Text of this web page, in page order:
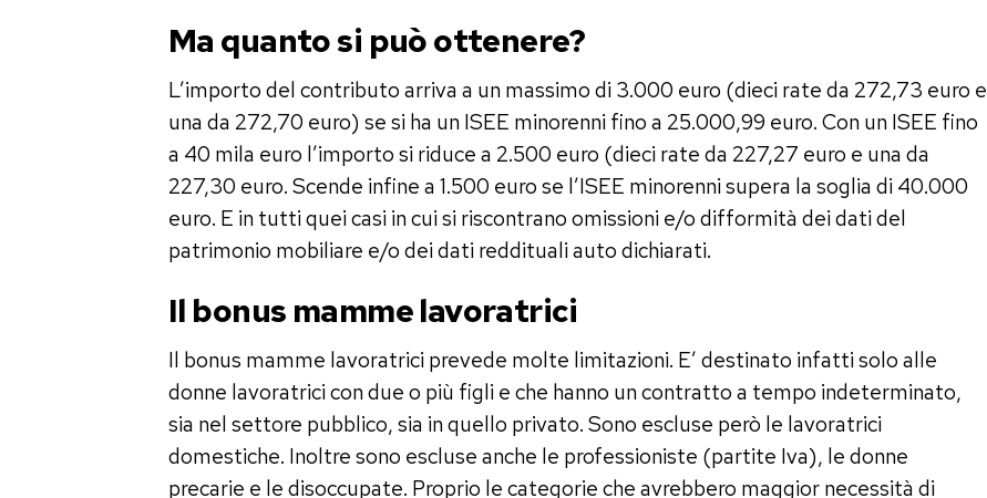
Ma quanto si può ottenere?
L’importo del contributo arriva a un massimo di 3.000 euro (dieci rate da 272,73 euro e
una da 272,70 euro) se si ha un ISEE minorenni fino a 25.000,99 euro. Con un ISEE fino
a 40 mila euro l’importo si riduce a 2.500 euro (dieci rate da 227,27 euro e una da
227,30 euro. Scende infine a 1.500 euro se l’ISEE minorenni supera la soglia di 40.000
euro. E in tutti quei casi in cui si riscontrano omissioni e/o difformità dei dati del
patrimonio mobiliare e/o dei dati reddituali auto dichiarati.
Il bonus mamme lavoratrici
Il bonus mamme lavoratrici prevede molte limitazioni. E’ destinato infatti solo alle
donne lavoratrici con due o più figli e che hanno un contratto a tempo indeterminato,
sia nel settore pubblico, sia in quello privato. Sono escluse però le lavoratrici
domestiche. Inoltre sono escluse anche le professioniste (partite Iva), le donne
precarie e le disoccupate. Proprio le categorie che avrebbero maggior necessità di